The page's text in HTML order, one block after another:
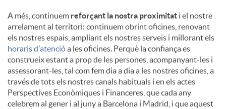
A més, continuem reforçant la nostra proximitat i el nostre
arrelament al territori: continuem obrint oficines, renovant
els nostres espais, ampliant els nostres serveis i millorant els
horaris d'atencióa les oficines. Perquè la confiança es
construeix estant a prop de les persones, acompanyant-les i
assessorant-les, tal com fem dia a dia a les nostres oficines, a
través de tots els nostres canals habituals i en els actes
Perspectives Econòmiques i Financeres, que cada any
celebrem al gener i al juny a Barcelona i Madrid, i que aquest